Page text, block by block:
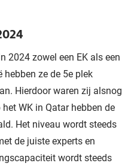
2024 zowel een EK als een
hebben ze de 5e plek
Hierdoor waren zij alsnog
WK in Qatar hebben de
Het niveau wordt steeds
de juiste experts en
wordt steeds